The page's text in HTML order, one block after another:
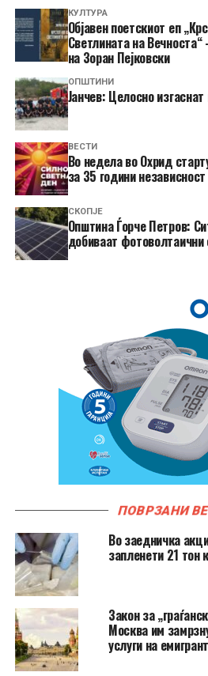
КУЛТУРА
Објавен поетскиот еп
Светлината на
на Зоран Пејковски
ОПШТИНИ
Јанчев: Целосно
ВЕСТИ
Во недела во Охрид
за 35 години независност
СКОПЈЕ
Општина Ѓорче Петров:
добиваат фотоволтаични
ПОВРЗАНИ
Во заедничка
запленети 21 тон
Закон за
Москва им
услуги на